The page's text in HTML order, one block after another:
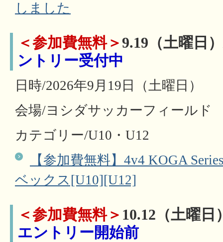
しました
＜参加費無料＞9.19（土曜日
ントリー受付中
日時/2026年9月19日（土曜日）
会場/ヨシダサッカーフィールド
カテゴリー/U10・U12
【参加費無料】4v4 KOGA
ベックス[U10][U12]
＜参加費無料＞ 10.12（土曜
エントリー開始前